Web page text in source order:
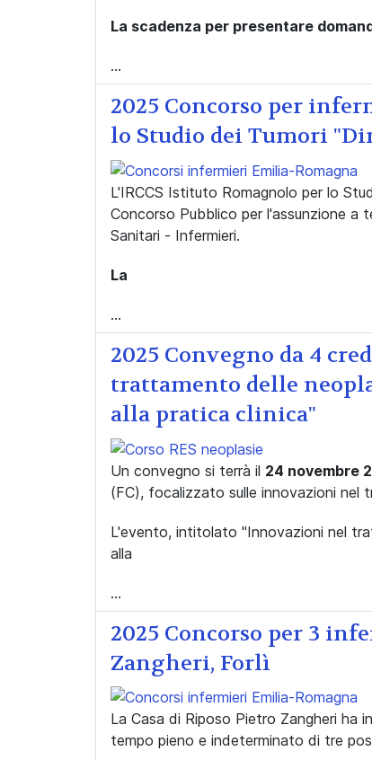
La scadenza per presentare
...
2025 Concorso per
lo Studio dei Tumori
L'IRCCS Istituto Romagnolo per lo
Concorso Pubblico per l'assunzione a
Sanitari - Infermieri.
La
...
2025 Convegno da 4
trattamento delle
alla pratica clinica"
Un convegno si terrà il 24 novembre
(FC), focalizzato sulle innovazioni nel
L'evento, intitolato "Innovazioni nel
alla
...
2025 Concorso per 3
Zangheri, Forlì
La Casa di Riposo Pietro Zangheri ha
tempo pieno e indeterminato di tre